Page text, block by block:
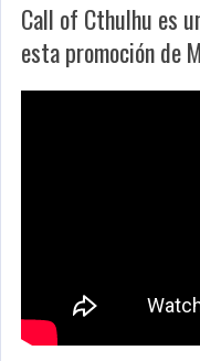
Call of Cthulhu es
esta promoción de